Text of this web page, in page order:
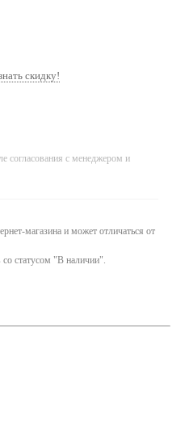
скидку!
согласования с менеджером и
магазина и может отличаться от
со статусом "В наличии".